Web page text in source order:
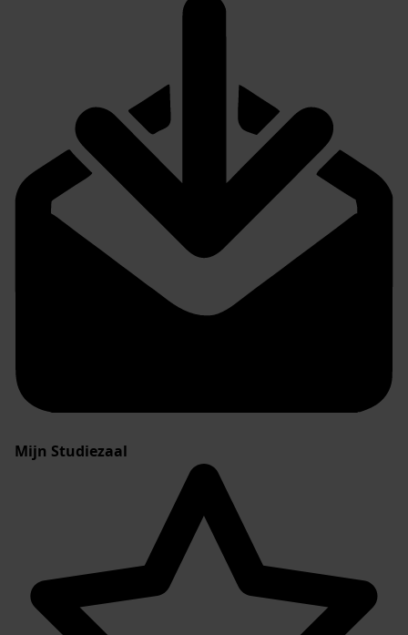
Mijn Studiezaal